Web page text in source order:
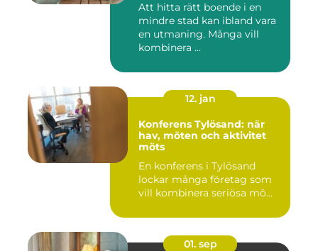
Att hitta rätt boende i en
mindre stad kan ibland vara
en utmaning. Många vill
kombinera ...
12. jan
Konferens Tylösand: när
hav, möten och aktivitet
möts
En konferens i Tylösand
lockar många företag som
vill kombinera seriösa mö...
01. sep